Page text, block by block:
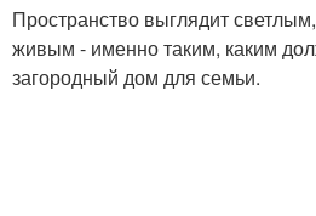
Пространство выглядит
живым - именно таким, каким
загородный дом для семьи.